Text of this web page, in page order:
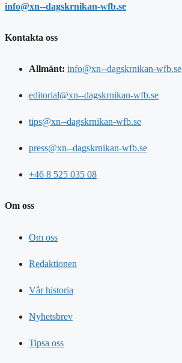
info@xn--dagskrnikan-wfb.se
Kontakta oss
Allmänt: info@xn--dagskrnikan-wfb.se
editorial@xn--dagskrnikan-wfb.se
tips@xn--dagskrnikan-wfb.se
press@xn--dagskrnikan-wfb.se
+46 8 525 035 08
Om oss
Om oss
Redaktionen
Vår historia
Nyhetsbrev
Tipsa oss